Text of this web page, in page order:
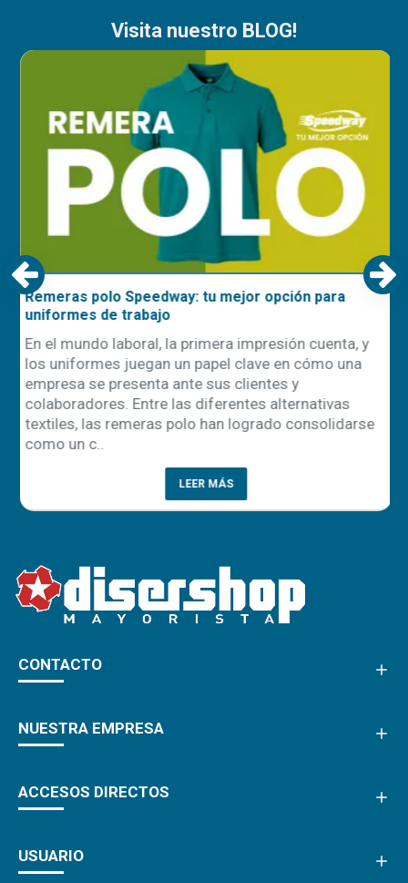
Visita nuestro BLOG!
Remeras polo Speedway: tu mejor opción para
uniformes de trabajo
En el mundo laboral, la primera impresión cuenta, y
los uniformes juegan un papel clave en cómo una
empresa se presenta ante sus clientes y
colaboradores. Entre las diferentes alternativas
textiles, las remeras polo han logrado consolidarse
como un c..
LEER MÁS
CONTACTO
NUESTRA EMPRESA
ACCESOS DIRECTOS
USUARIO